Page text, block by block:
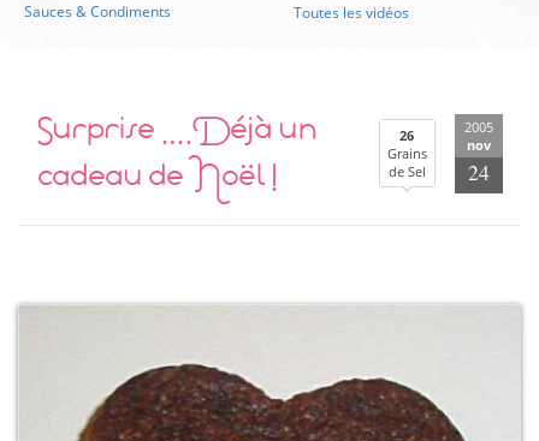
Sauces & Condiments
Toutes les vidéos
Surprise ….Déjà un
cadeau de Noël !
26
Grains
de Sel
2005
nov
24